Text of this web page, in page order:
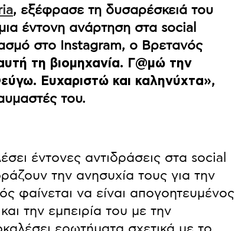
, εξέφρασε τη δυσαρέσκειά του
έντονη ανάρτηση στα social
στο Instagram, ο Βρετανός
τη βιομηχανία. Γ@μώ την
Ευχαριστώ και καληνύχτα»,
του.
έντονες αντιδράσεις στα social
την ανησυχία τους για την
φαίνεται να είναι απογοητευμένος
την εμπειρία του με την
ερωτήματα σχετικά με το